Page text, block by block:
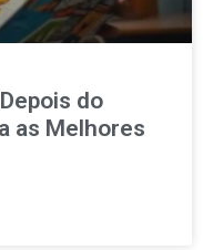
do
as Melhores